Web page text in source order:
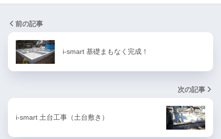
前の記事
i-smart 基礎まもなく完成！
次の記事
i-smart 土台工事（土台敷き）